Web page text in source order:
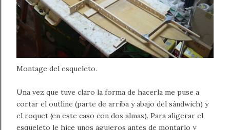
Montage del esqueleto.
Una vez que tuve claro la forma de hacerla me puse a
cortar el outline (parte de arriba y abajo del sándwich) y
el roquet (en este caso con dos almas). Para aligerar el
esqueleto le hice unos agujeros antes de montarlo y